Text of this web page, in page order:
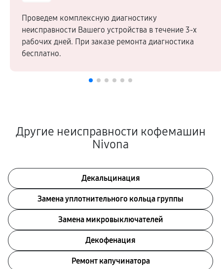
Проведем комплексную диагностику
неисправности Вашего устройства в течение 3-х
рабочих дней. При заказе ремонта диагностика
бесплатно.
Другие неисправности кофемашин
Nivona
Декальцинация
Замена уплотнительного кольца группы
Замена микровыключателей
Декофенация
Ремонт капучинатора